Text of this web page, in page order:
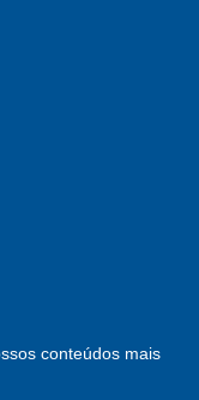
conteúdos mais